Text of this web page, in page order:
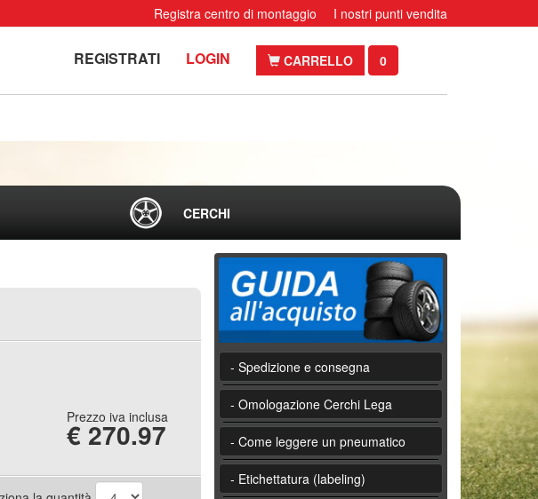
Registra centro di montaggio I nostri punti vendita
REGISTRATI LOGIN CARRELLO 0
CERCHI
Prezzo iva inclusa
€ 270.97
- Spedizione e consegna
- Omologazione Cerchi Lega
- Come leggere un pneumatico
- Etichettatura (labeling)